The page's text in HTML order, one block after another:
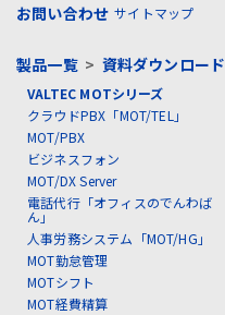
お問い合わせ サイトマップ
製品一覧> 資料ダウンロード
VALTEC MOTシリーズ
クラウドPBX「MOT/TEL」
MOT/PBX
ビジネスフォン
MOT/DX Server
電話代行「オフィスのでんわば
ん」
人事労務システム「MOT/HG」
MOT勤怠管理
MOTシフト
MOT経費精算